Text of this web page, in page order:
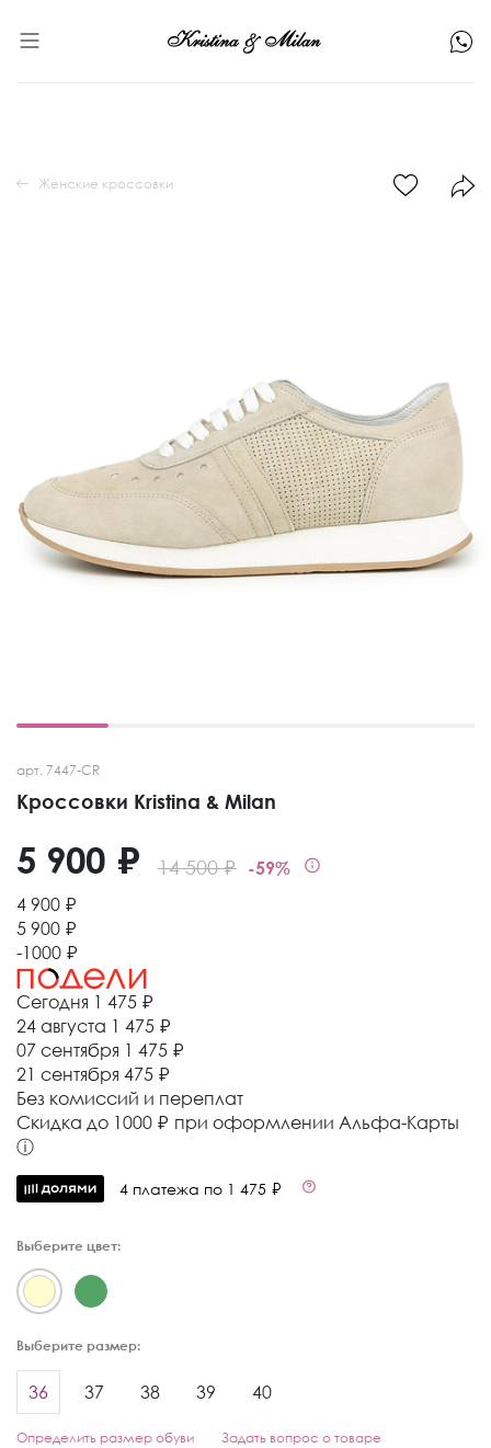
арт. 7447-CR
Кроссовки Kristina & Milan
14 500 ₽ -59%
5 900 ₽
4 900 ₽
5 900 ₽
-1000 ₽
Сегодня 1 475 ₽
24 августа 1 475 ₽
07 сентября 1 475 ₽
21 сентября 475 ₽
Без комиссий и переплат
Cкидка до 1000 ₽ при оформлении Альфа-Карты
ⓘ
4 платежа по 1 475 ₽
Выберите цвет:
Выберите размер:
36 37 38 39 40
Определить размер обуви Задать вопрос о товаре
Женские кроссовки